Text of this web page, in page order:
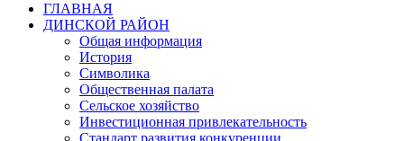
ГЛАВНАЯ
ДИНСКОЙ РАЙОН
Общая информация
История
Символика
Общественная палата
Сельское хозяйство
Инвестиционная привлекательность
Стандарт развития конкуренции